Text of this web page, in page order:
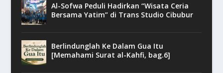
Al-Sofwa Peduli Hadirkan “Wisata Ceria
Bersama Yatim” di Trans Studio Cibubur
Berlindunglah Ke Dalam Gua Itu
[Memahami Surat al-Kahfi, bag.6]